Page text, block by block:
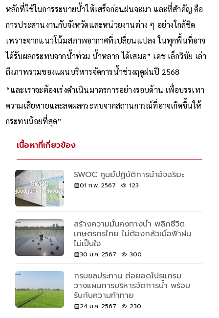
กีดขวางทางน้ำ โดยเฉพาะคลองระบายน้ำ หรือคลองส่งน้ําสาย
หลักที่ใช้ในการระบายน้ําให้เสร็จก่อนฝนจะมา และที่สำคัญ คือ
การประสานงานกับจังหวัดและหน่วยงานต่าง ๆ อย่างใกล้ชิด
เพราะจากแนวโน้มสภาพอากาศที่เปลี่ยนแปลง ในทุกพื้นที่อาจ
ได้รับผลกระทบจากน้ำท่วม น้ำหลาก ได้เสมอ” เดช เล็กวิชัย เล่า
ถึงภาพรวมของแผนบริหารจัดการน้ำช่วงฤดูฝนปี 2568
“และเราจะต้องเร่งดำเนินมาตรการอย่างรอบด้าน เพื่อบรรเทา
ความเสียหายและลดผลกระทบจากสถานการณ์ที่อาจเกิดขึ้นให้
เนื้อหาที่เกี่ยวข้อง
SWOC ศูนย์ปฏิบัติการน้ำอัจฉริยะ
สร้างความมั่นคงทางน้ำ พลิกชีวิต
เกษตรกรไทย ไม่ต้องกลัวเมื่อฟ้าฝน
ไม่เป็นใจ
กรมชลประทาน ต่อยอดโปรแกรม
วางแผนการบริหารจัดการน้ำ พร้อม
รับกับความท้าทาย